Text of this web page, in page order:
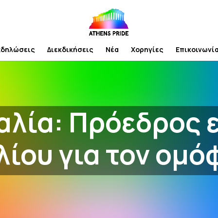
Διεκδικήσεις Νέα Χορηγίες Επικοινωνία
Πρόεδρος
για τον